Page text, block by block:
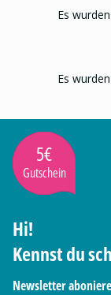
Es
Es
5€
Gutschein
Hi!
Kennst du
Newsletter